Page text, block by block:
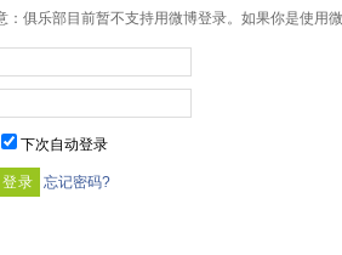
：俱乐部目前暂不支持用微博登录。如果你是使用
下次自动登录
忘记密码?